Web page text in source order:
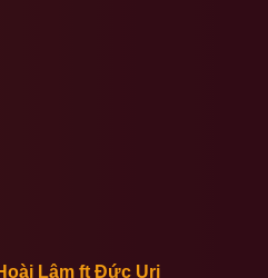
Lâm ft Đức Uri